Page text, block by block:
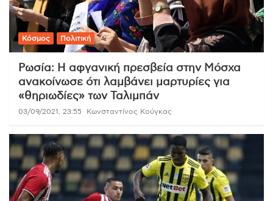
Κόσμος Πολιτική
Ρωσία: Η αφγανική πρεσβεία στην Μόσχα
ανακοίνωσε ότι λαμβάνει μαρτυρίες για
«θηριωδίες» των Ταλιμπάν
03/09/2021, 23:55 Κωνσταντίνος Κούγκας